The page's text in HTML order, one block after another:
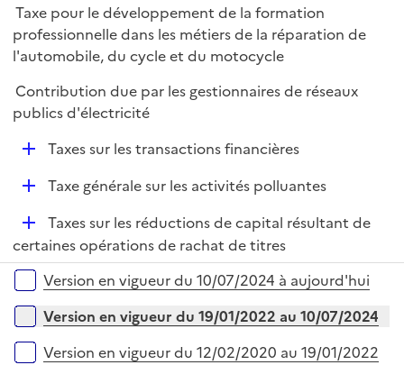
r
p
l
i
e
r
Taxe pour le développement de la formation
professionnelle dans les métiers de la réparation de
l'automobile, du cycle et du motocycle
Contribution due par les gestionnaires de réseaux
publics d'électricité
D
e
r
Taxes sur les transactions financières
D
l
e
r
Taxe générale sur les activités polluantes
D
é
p
e
r
Taxes sur les réductions de capital résultant de
certaines opérations de rachat de titres
Versions sur la période
Version en vigueur du 10/07/2024 à aujourd'hui
Version en vigueur du 19/01/2022 au 10/07/2024
Version en vigueur du 12/02/2020 au 19/01/2022